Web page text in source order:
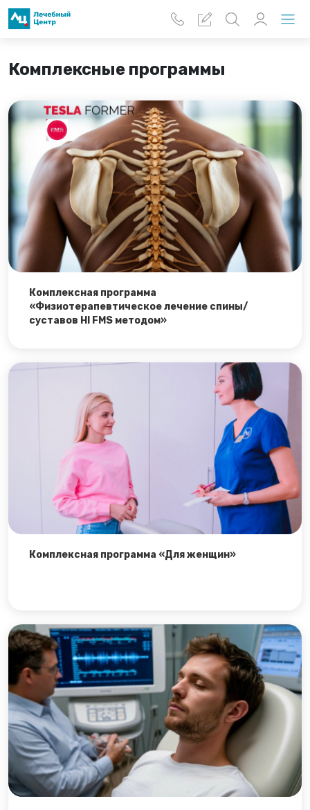
Перейти к основному содержанию
Комплексные программы
Комплексная программа
«Физиотерапевтическое лечение спины/
суставов HI FMS методом»
Комплексная программа «Для женщин»